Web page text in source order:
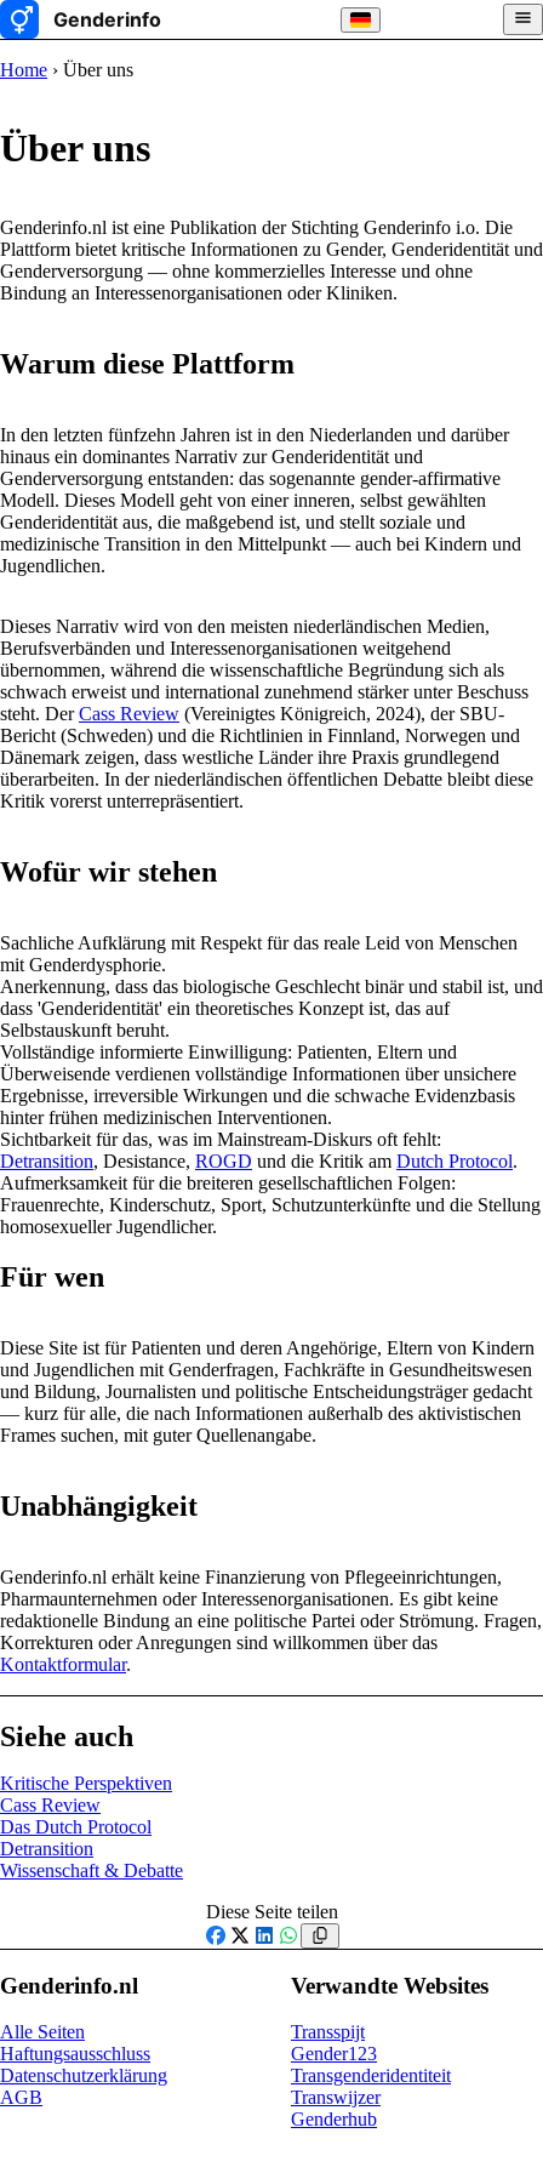
Home › Über uns
Über uns
Genderinfo.nl ist eine Publikation der Stichting Genderinfo i.o. Die
Plattform bietet kritische Informationen zu Gender, Genderidentität und
Genderversorgung — ohne kommerzielles Interesse und ohne
Bindung an Interessenorganisationen oder Kliniken.
Warum diese Plattform
In den letzten fünfzehn Jahren ist in den Niederlanden und darüber
hinaus ein dominantes Narrativ zur Genderidentität und
Genderversorgung entstanden: das sogenannte gender-affirmative
Modell. Dieses Modell geht von einer inneren, selbst gewählten
Genderidentität aus, die maßgebend ist, und stellt soziale und
medizinische Transition in den Mittelpunkt — auch bei Kindern und
Jugendlichen.
Dieses Narrativ wird von den meisten niederländischen Medien,
Berufsverbänden und Interessenorganisationen weitgehend
übernommen, während die wissenschaftliche Begründung sich als
schwach erweist und international zunehmend stärker unter Beschuss
steht. DerCass Review (Vereinigtes Königreich, 2024), der SBU-
Bericht (Schweden) und die Richtlinien in Finnland, Norwegen und
Dänemark zeigen, dass westliche Länder ihre Praxis grundlegend
überarbeiten. In der niederländischen öffentlichen Debatte bleibt diese
Kritik vorerst unterrepräsentiert.
Wofür wir stehen
Sachliche Aufklärung mit Respekt für das reale Leid von Menschen
mit Genderdysphorie.
Anerkennung, dass das biologische Geschlecht binär und stabil ist, und
dass 'Genderidentität' ein theoretisches Konzept ist, das auf
Selbstauskunft beruht.
Vollständige informierte Einwilligung: Patienten, Eltern und
Überweisende verdienen vollständige Informationen über unsichere
Ergebnisse, irreversible Wirkungen und die schwache Evidenzbasis
hinter frühen medizinischen Interventionen.
Sichtbarkeit für das, was im Mainstream-Diskurs oft fehlt:
Detransition, Desistance, ROGD und die Kritik am Dutch Protocol.
Aufmerksamkeit für die breiteren gesellschaftlichen Folgen:
Frauenrechte, Kinderschutz, Sport, Schutzunterkünfte und die Stellung
homosexueller Jugendlicher.
Für wen
Diese Site ist für Patienten und deren Angehörige, Eltern von Kindern
und Jugendlichen mit Genderfragen, Fachkräfte in Gesundheitswesen
und Bildung, Journalisten und politische Entscheidungsträger gedacht
— kurz für alle, die nach Informationen außerhalb des aktivistischen
Frames suchen, mit guter Quellenangabe.
Unabhängigkeit
Genderinfo.nl erhält keine Finanzierung von Pflegeeinrichtungen,
Pharmaunternehmen oder Interessenorganisationen. Es gibt keine
redaktionelle Bindung an eine politische Partei oder Strömung. Fragen,
Korrekturen oder Anregungen sind willkommen über das
Kontaktformular.
Siehe auch
Kritische Perspektiven
Cass Review
Das Dutch Protocol
Detransition
Wissenschaft & Debatte
Diese Seite teilen
Facebook
X LinkedIn
WhatsApp
Genderinfo.nl
Alle Seiten
Haftungsausschluss
Datenschutzerklärung
AGB
Verwandte Websites
Transspijt
Gender123
Transgenderidentiteit
Transwijzer
Genderhub